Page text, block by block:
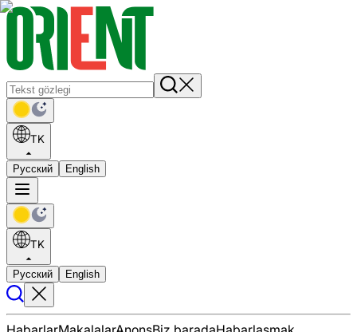
TK
Русский English
TK
Русский English